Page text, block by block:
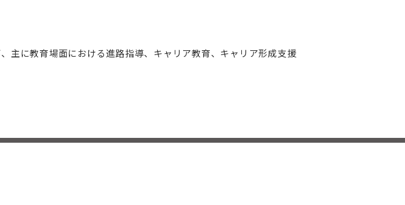
主に教育場面における進路指導、キャリア教育、キャリア形成支援